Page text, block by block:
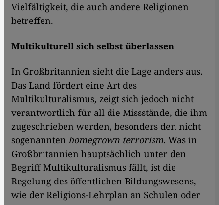
Vielfältigkeit, die auch andere Religionen
betreffen.
Multikulturell sich selbst überlassen
In Großbritannien sieht die Lage anders aus.
Das Land fördert eine Art des
Multikulturalismus, zeigt sich jedoch nicht
verantwortlich für all die Missstände, die ihm
zugeschrieben werden, besonders den nicht
sogenannten homegrown terrorism. Was in
Großbritannien hauptsächlich unter den
Begriff Multikulturalismus fällt, ist die
Regelung des öffentlichen Bildungswesens,
wie der Religions-Lehrplan an Schulen oder